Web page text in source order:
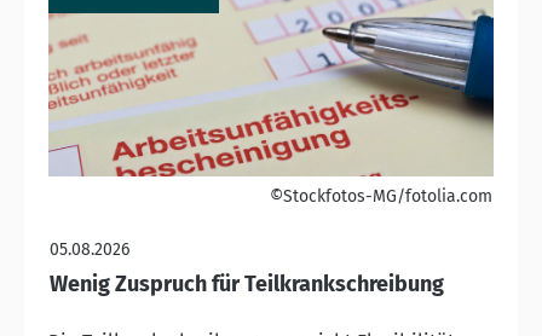
©Stockfotos-MG/fotolia.com
05.08.2026
Wenig Zuspruch für Teilkrankschreibung